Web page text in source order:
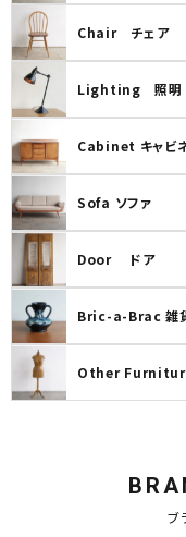
Chair チェア
Lighting 照明
Cabinet キャビ
Sofa ソファ
Door ドア
Bric-a-Brac 雑
Other
ブ